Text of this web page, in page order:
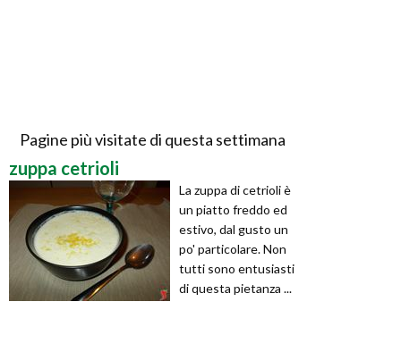
Pagine più visitate di questa settimana
zuppa cetrioli
La zuppa di cetrioli è
un piatto freddo ed
estivo, dal gusto un
po' particolare. Non
tutti sono entusiasti
di questa pietanza ...